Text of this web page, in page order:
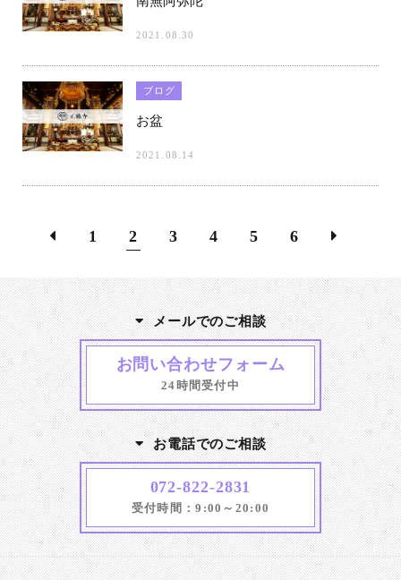
2021.08.30
ブログ
お盆
2021.08.14
1 2 3 4 5 6
メールでのご相談
お問い合わせフォーム
24時間受付中
お電話でのご相談
072-822-2831
受付時間：9:00～20:00